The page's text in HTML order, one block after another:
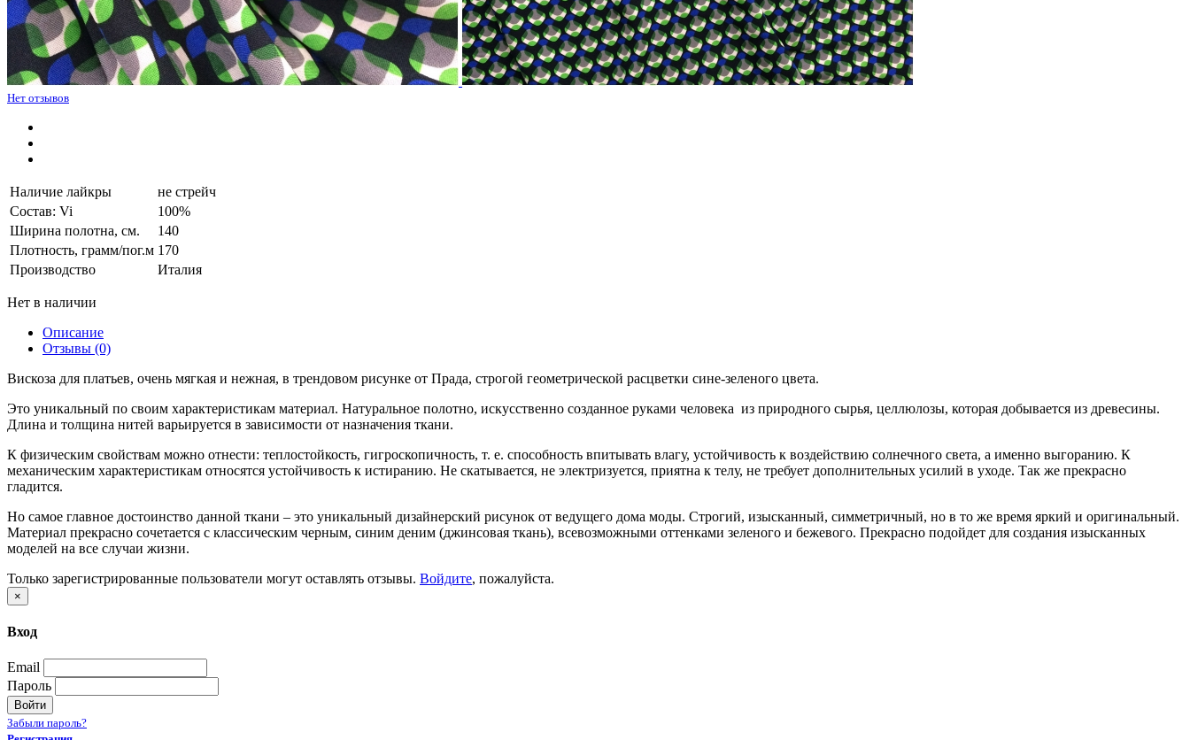
Нет отзывов
Наличие лайкры
не стрейч
Состав: Vi
100%
Ширина полотна, см.
140
Плотность, грамм/пог.м 170
Производство
Италия
Нет в наличии
Описание
Отзывы (0)
Вискоза для платьев, очень мягкая и нежная, в трендовом рисунке от Прада, строгой геометрической расцветки сине-зеленого цвета.
Это уникальный по своим характеристикам материал. Натуральное полотно, искусственно созданное руками человека из природного сырья, целлюлозы, которая добывается из древесины.
Длина и толщина нитей варьируется в зависимости от назначения ткани.
К физическим свойствам можно отнести: теплостойкость, гигроскопичность, т. е. способность впитывать влагу, устойчивость к воздействию солнечного света, а именно выгоранию. К
механическим характеристикам относятся устойчивость к истиранию. Не скатывается, не электризуется, приятна к телу, не требует дополнительных усилий в уходе. Так же прекрасно
гладится.
Но самое главное достоинство данной ткани – это уникальный дизайнерский рисунок от ведущего дома моды. Строгий, изысканный, симметричный, но в то же время яркий и оригинальный.
Материал прекрасно сочетается c классическим черным, синим деним (джинсовая ткань), всевозможными оттенками зеленого и бежевого. Прекрасно подойдет для создания изысканных
моделей на все случаи жизни.
Только зарегистрированные пользователи могут оставлять отзывы. Войдите, пожалуйста.
×
Вход
Email
Пароль
Войти
Забыли пароль?